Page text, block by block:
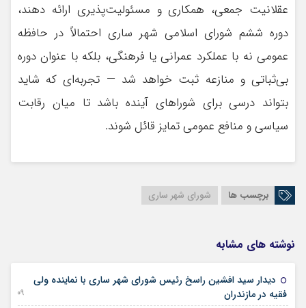
عقلانیت جمعی، همکاری و مسئولیت‌پذیری ارائه دهند،
دوره ششم شورای اسلامی شهر ساری احتمالاً در حافظه
عمومی نه با عملکرد عمرانی یا فرهنگی، بلکه با عنوان دوره
بی‌ثباتی و منازعه ثبت خواهد شد — تجربه‌ای که شاید
بتواند درسی برای شوراهای آینده باشد تا میان رقابت
سیاسی و منافع عمومی تمایز قائل شوند.
برچسب ها شورای شهر ساری
نوشته های مشابه
دیدار سید افشین راسخ رئیس شورای شهر ساری با نماینده ولی
فقیه در مازندران
09 آگوست 2025